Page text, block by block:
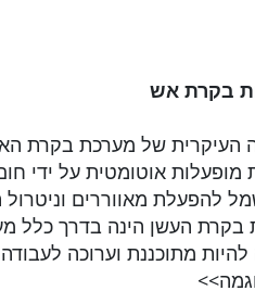
בקרת אש
העיקרית של מערכת בקרת
מופעלות אוטומטית על ידי
להפעלת מאווררים וניטרול
בקרת העשן הינה בדרך כלל
להיות מתוכננת וערוכה